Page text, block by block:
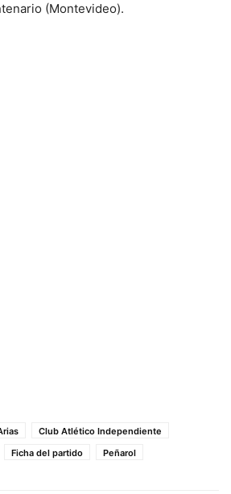
(Montevideo).
Club Atlético Independiente
Ficha del partido Peñarol